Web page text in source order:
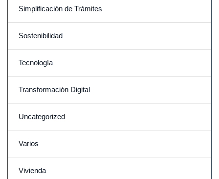
Simplificación de Trámites
Sostenibilidad
Tecnología
Transformación Digital
Uncategorized
Varios
Vivienda